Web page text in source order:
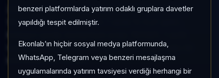
benzeri platformlarda yatırım odaklı gruplara davetler
yapıldığı tespit edilmiştir.
Ekonlab’ın hiçbir sosyal medya platformunda,
WhatsApp, Telegram veya benzeri mesajlaşma
uygulamalarında yatırım tavsiyesi verdiği herhangi bir
ZİRAAT PORTFÖY ODAK SERBEST ÖZEL FON,
Serbest kategorisinde son 1 ayda %-0,21 getiri,
volatilitesi %0,85 ve Aktif KAP KAP yoğunluğu ile
izlenebilen bir fondur.